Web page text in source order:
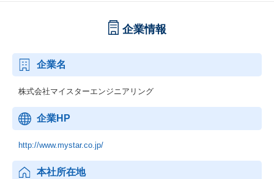
企業情報
企業名
株式会社マイスターエンジニアリング
企業HP
http://www.mystar.co.jp/
本社所在地